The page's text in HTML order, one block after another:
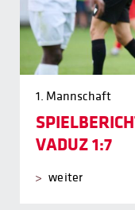
1. Mannschaft
VADUZ 1:7
weiter